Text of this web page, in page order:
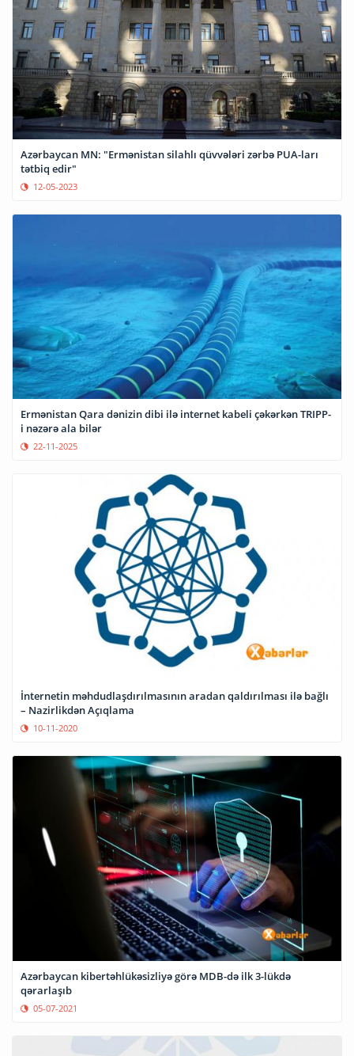
Azərbaycan MN: "Ermənistan silahlı qüvvələri zərbə PUA-ları
tətbiq edir"
12-05-2023
Ermənistan Qara dənizin dibi ilə internet kabeli çəkərkən TRIPP-
i nəzərə ala bilər
22-11-2025
İnternetin məhdudlaşdırılmasının aradan qaldırılması ilə bağlı
– Nazirlikdən Açıqlama
10-11-2020
Azərbaycan kibertəhlükəsizliyə görə MDB-də ilk 3-lükdə
qərarlaşıb
05-07-2021